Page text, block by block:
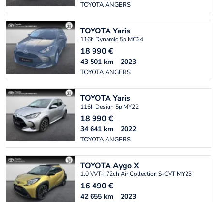
TOYOTA ANGERS
TOYOTAYaris
116h Dynamic 5p MC24
18 990 €
TOYOTA ANGERS
43 501 km 2023
TOYOTAYaris
116h Design 5p MY22
18 990 €
TOYOTA ANGERS
34 641 km 2022
TOYOTAAygo X
1.0 VVT-i 72ch Air Collection S-CVT MY23
16 490 €
42 655 km 2023